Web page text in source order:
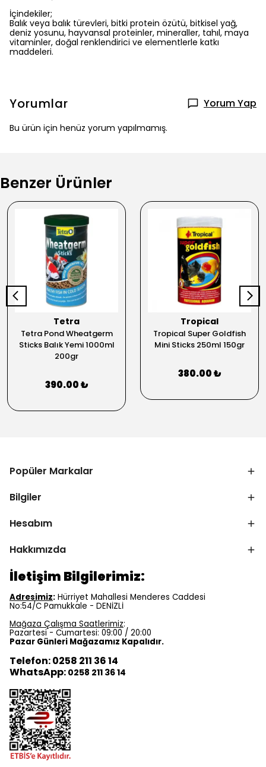
İçindekiler;
Balık veya balık türevleri, bitki protein özütü, bitkisel yağ,
deniz yosunu, hayvansal proteinler, mineraller, tahıl, maya
vitaminler, doğal renklendirici ve elementlerle katkı
maddeleri.
Yorumlar Yorum Yap
Bu ürün için henüz yorum yapılmamış.
Benzer Ürünler
Tetra
Tetra Pond Wheatgerm
Sticks Balık Yemi 1000ml
200gr
390.00 ₺
Tropical
Tropical Super Goldfish
Mini Sticks 250ml 150gr
380.00 ₺
Popüler Markalar
Bilgiler
Hesabım
Hakkımızda
İletişim Bilgilerimiz:
Adresimiz: Hürriyet Mahallesi Menderes Caddesi
No:54/C Pamukkale - DENİZLİ
Mağaza Çalışma Saatlerimiz:
Pazartesi - Cumartesi: 09:00 / 20:00
Pazar Günleri Mağazamız Kapalıdır.
Telefon: 0258 211 36 14
WhatsApp: 0258 211 36 14